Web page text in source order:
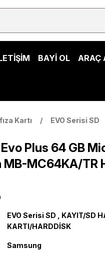
BAYİ OL ARAÇ
Kartı EVO Serisi SD
Plus 64 GB
MC64KA/TR
EVO Serisi SD
KAYIT/SD
KARTI/HARDDİSK
Samsung